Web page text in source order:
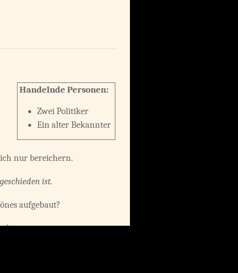
Handelnde Personen:
Zwei Politiker
Ein alter Bekannter
nur bereichern.
ist.
aufgebaut?